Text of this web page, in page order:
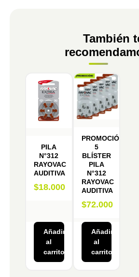
También
PILA
N°312
RAYOVAC
AUDITIVA
$18.000
Añadir
al
carrito
PROMOCIÓN
5
BLÍSTER
PILA
N°312
RAYOVAC
AUDITIVA
$72.000
Añadir
al
carrito